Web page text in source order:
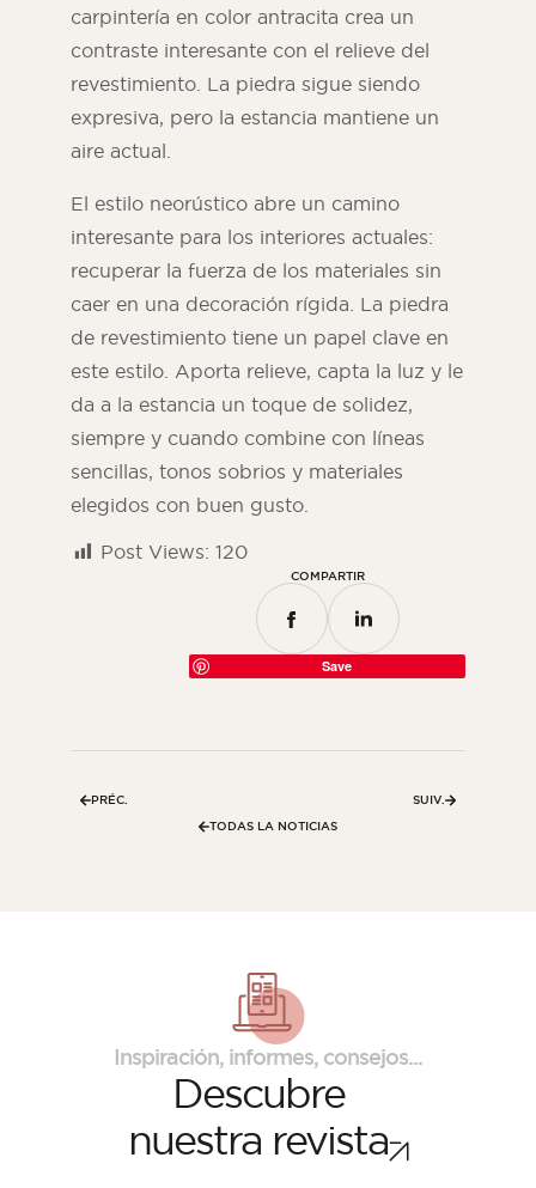
carpintería en color antracita crea un
contraste interesante con el relieve del
revestimiento. La piedra sigue siendo
expresiva, pero la estancia mantiene un
aire actual.
El estilo neorústico abre un camino
interesante para los interiores actuales:
recuperar la fuerza de los materiales sin
caer en una decoración rígida. La piedra
de revestimiento tiene un papel clave en
este estilo. Aporta relieve, capta la luz y le
da a la estancia un toque de solidez,
siempre y cuando combine con líneas
sencillas, tonos sobrios y materiales
elegidos con buen gusto.
Post Views: 120
COMPARTIR
Save
TODAS LA NOTICIAS
PRÉC. SUIV.
Inspiración, informes, consejos...
Descubre
nuestra revista